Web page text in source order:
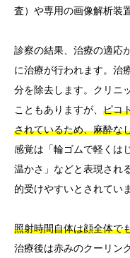
査）や専用の画像解析装
診察の結果、治療の適応
に治療が行われます。治
分を除去します。クリニ
こともありますが、 ピコ
されているため、麻酔な
感覚は「輪ゴムで軽くは
温かさ」などと表現され
的受けやすいとされてい
照射時間自体は顔全体で
治療後は赤みのクーリン